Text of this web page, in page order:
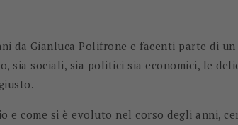
da Gianluca Polifrone e facenti parte di
sia sociali, sia politici sia economici, le
e come si è evoluto nel corso degli anni,